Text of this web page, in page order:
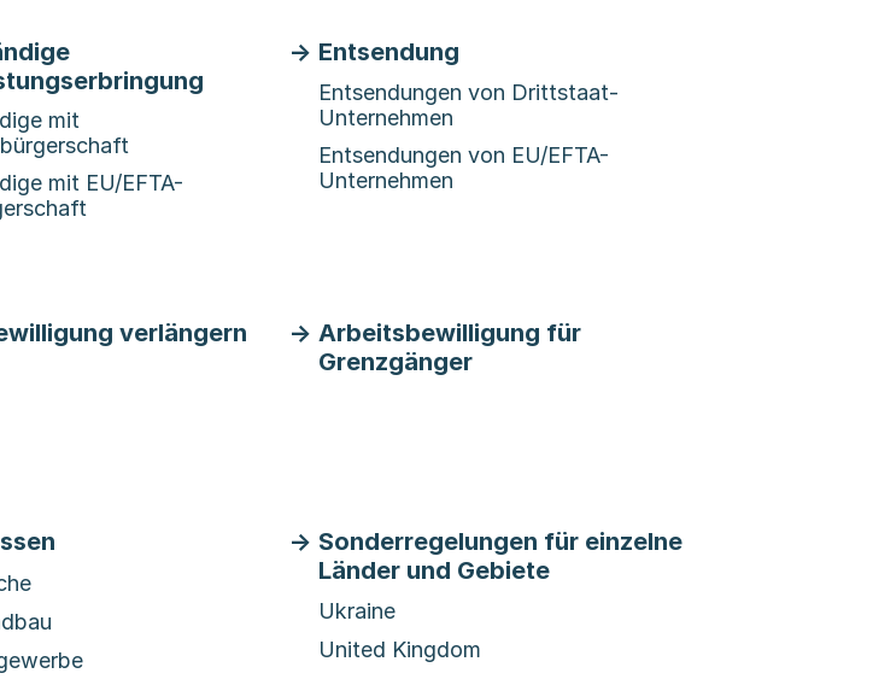
mit
mit EU/EFTA-
Entsendung
Entsendungen von Drittstaat-
Unternehmen
Entsendungen von EU/EFTA-
Unternehmen
verlängern
Arbeitsbewilligung für
Grenzgänger
Sonderregelungen für einzelne
Länder und Gebiete
Ukraine
United Kingdom